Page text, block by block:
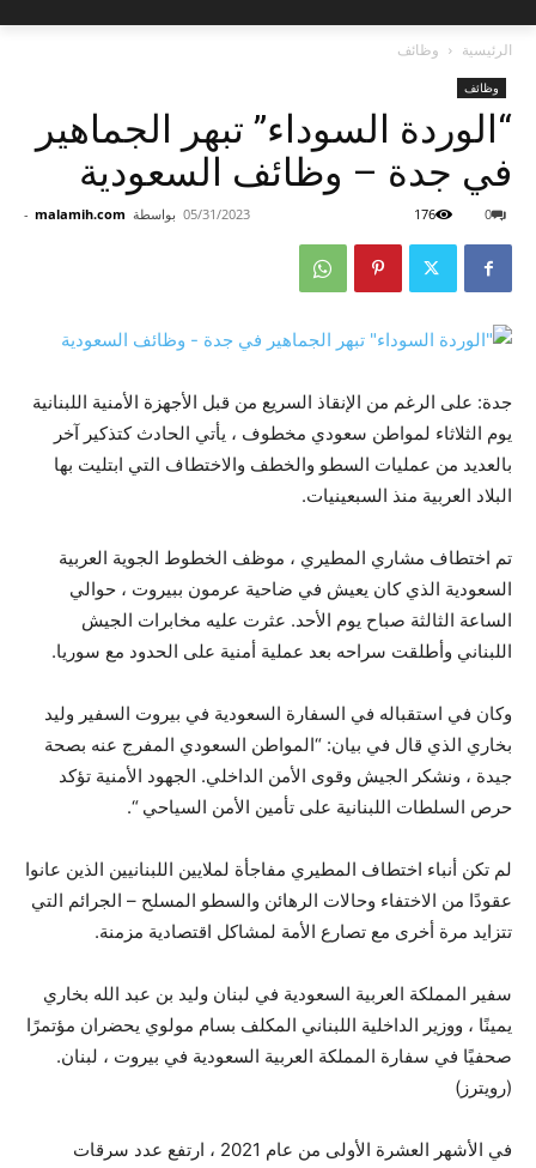
الرئيسية وظائف
وظائف
“الوردة السوداء” تبهر الجماهير
في جدة – وظائف السعودية
بواسطة malamih.com
- 05/31/2023 0
176
جدة: على الرغم من الإنقاذ السريع من قبل الأجهزة الأمنية اللبنانية
يوم الثلاثاء لمواطن سعودي مخطوف ، يأتي الحادث كتذكير آخر
بالعديد من عمليات السطو والخطف والاختطاف التي ابتليت بها
البلاد العربية منذ السبعينيات.
تم اختطاف مشاري المطيري ، موظف الخطوط الجوية العربية
السعودية الذي كان يعيش في ضاحية عرمون ببيروت ، حوالي
الساعة الثالثة صباح يوم الأحد. عثرت عليه مخابرات الجيش
اللبناني وأطلقت سراحه بعد عملية أمنية على الحدود مع سوريا.
وكان في استقباله في السفارة السعودية في بيروت السفير وليد
بخاري الذي قال في بيان: “المواطن السعودي المفرج عنه بصحة
جيدة ، ونشكر الجيش وقوى الأمن الداخلي. الجهود الأمنية تؤكد
حرص السلطات اللبنانية على تأمين الأمن السياحي “.
لم تكن أنباء اختطاف المطيري مفاجأة لملايين اللبنانيين الذين عانوا
عقودًا من الاختفاء وحالات الرهائن والسطو المسلح – الجرائم التي
تتزايد مرة أخرى مع تصارع الأمة لمشاكل اقتصادية مزمنة.
سفير المملكة العربية السعودية في لبنان وليد بن عبد الله بخاري
يمينًا ، ووزير الداخلية اللبناني المكلف بسام مولوي يحضران مؤتمرًا
صحفيًا في سفارة المملكة العربية السعودية في بيروت ، لبنان.
(رويترز)
في الأشهر العشرة الأولى من عام 2021 ، ارتفع عدد سرقات